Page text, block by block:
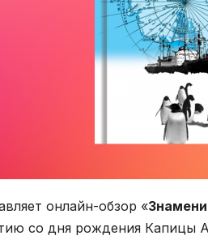
онлайн-обзор «
со дня рождения Капицы